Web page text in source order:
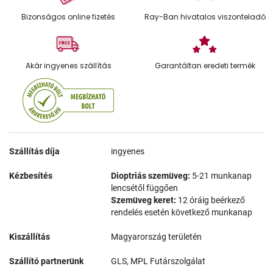
Bizonságos online fizetés Ray-Ban hivatalos viszonteladó
Akár ingyenes szállítás Garantáltan eredeti termék
Szállítás díja ingyenes
Kézbesítés Dioptriás szemüveg: 5-21 munkanap
lencsétől függően
Szemüveg keret: 12 óráig beérkező
rendelés esetén következő munkanap
Kiszállítás Magyarország területén
Szállító partnerünk GLS, MPL Futárszolgálat